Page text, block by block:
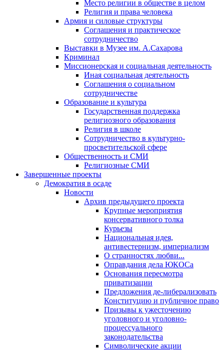
Место религии в обществе в целом
Религия и права человека
Армия и силовые структуры
Соглашения и практическое
сотрудничество
Выставки в Музее им. А.Сахарова
Криминал
Миссионерская и социальная деятельность
Иная социальная деятельность
Соглашения о социальном
сотрудничестве
Образование и культура
Государственная поддержка
религиозного образования
Религия в школе
Сотрудничество в культурно-
просветительской сфере
Общественность и СМИ
Религиозные СМИ
Завершенные проекты
Демократия в осаде
Новости
Архив предыдущего проекта
Крупные мероприятия
консервативного толка
Курьезы
Национальная идея,
антивестернизм, империализм
О странностях любви...
Оправдания дела ЮКОСа
Основания пересмотра
приватизации
Предложения де-либерализовать
Конституцию и публичное право
Призывы к ужесточению
уголовного и уголовно-
процессуального
законодательства
Символические акции